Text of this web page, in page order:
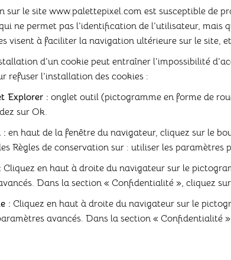
sur le site www.palettepixel.com est susceptible de
ne permet pas l’identification de l’utilisateur,
visent à faciliter la navigation ultérieure sur le site,
d’un cookie peut entraîner l’impossibilité
refuser l’installation des cookies :
Explorer : onglet outil (pictogramme en forme de
sur Ok.
: en haut de la fenêtre du navigateur, cliquez sur le
Règles de conservation sur : utiliser les
Cliquez en haut à droite du navigateur sur le
Dans la section « Confidentialité », cliquez
: Cliquez en haut à droite du navigateur sur le
avancés. Dans la section « Confidentialité